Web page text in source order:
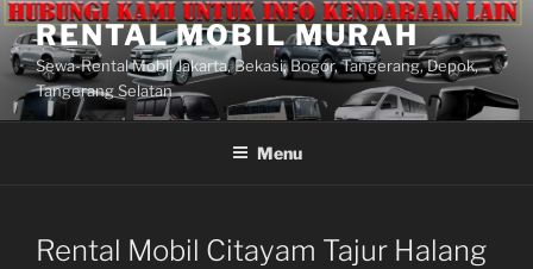
Lompat
ke
konten
RENTAL MOBIL MURAH
Sewa-Rental Mobil Jakarta, Bekasi, Bogor, Tangerang, Depok,
Tangerang Selatan
Menu
Rental Mobil Citayam Tajur Halang